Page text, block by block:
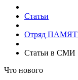
Статьи
Отряд
Статьи в СМИ
Что нового